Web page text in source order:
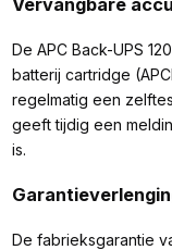
De APC Back-UPS
batterij cartridge
regelmatig een
geeft tijdig een
is.
De fabrieksgarantie